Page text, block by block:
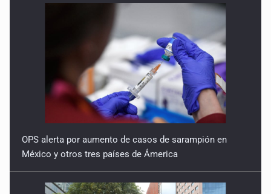
OPS alerta por aumento de casos de sarampión en
México y otros tres países de Ámerica